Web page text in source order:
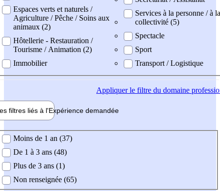
Espaces verts et naturels /
Agriculture / Pêche / Soins aux
animaux (2)
Hôtellerie - Restauration /
Tourisme / Animation (2)
Immobilier
Services à la personne / à la
collectivité (5)
Spectacle
Sport
Transport / Logistique
Appliquerle filtre du domaine
filtres liés à l'Expérience demandée
demandée
Moins de 1 an (37)
De 1 à 3 ans (48)
Plus de 3 ans (1)
Non renseignée (65)